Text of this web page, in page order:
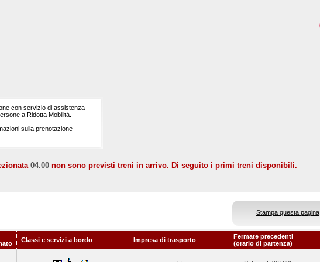
con servizio di assistenza
a Ridotta Mobilità.
sulla prenotazione
04.00 non sono previsti treni in arrivo. Di seguito i primi treni disponibili.
Stampa questa pagina
Classi e servizi a bordo Impresa di trasporto
Fermate precedenti
(orario di partenza)